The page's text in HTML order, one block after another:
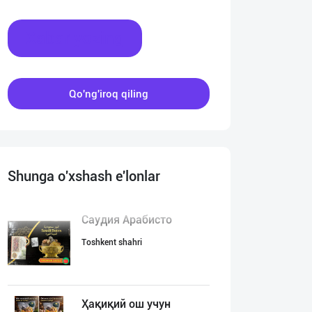
00:00 00:00 00:00
Qo'ng'iroq qiling
Shunga o'xshash e'lonlar
Саудия Арабисто
Toshkent shahri
Ҳақиқий ош учун